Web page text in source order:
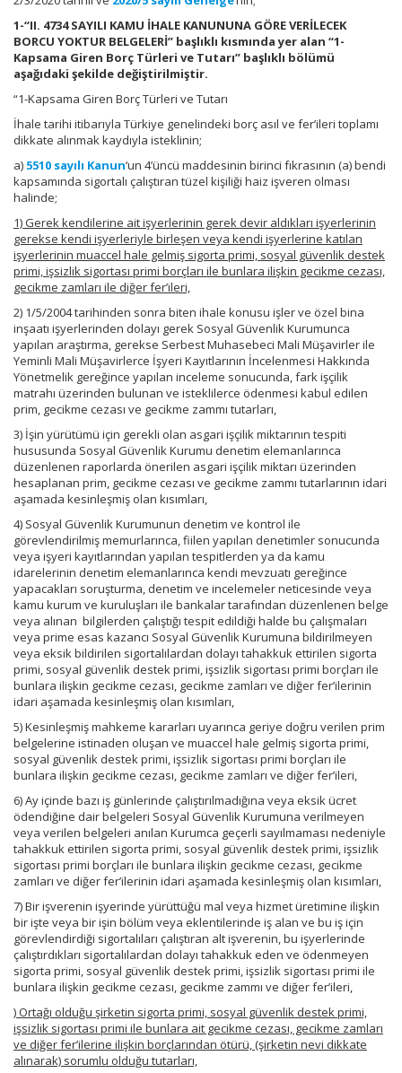
1-“II. 4734 SAYILI KAMU İHALE KANUNUNA GÖRE VERİLECEK
BORCU YOKTUR BELGELERİ” başlıklı kısmında yer alan “1-
Kapsama Giren Borç Türleri ve Tutarı” başlıklı bölümü
aşağıdaki şekilde değiştirilmiştir.
“1-Kapsama Giren Borç Türleri ve Tutarı
İhale tarihi itibarıyla Türkiye genelindeki borç asıl ve fer’ileri toplamı
dikkate alınmak kaydıyla isteklinin;
a) 5510 sayılı Kanun‘un 4’üncü maddesinin birinci fıkrasının (a) bendi
kapsamında sigortalı çalıştıran tüzel kişiliği haiz işveren olması
halinde;
1) Gerek kendilerine ait işyerlerinin gerek devir aldıkları işyerlerinin
gerekse kendi işyerleriyle birleşen veya kendi işyerlerine katılan
işyerlerinin muaccel hale gelmiş sigorta primi, sosyal güvenlik destek
primi, işsizlik sigortası primi borçları ile bunlara ilişkin gecikme cezası,
gecikme zamları ile diğer fer’ileri,
2) 1/5/2004 tarihinden sonra biten ihale konusu işler ve özel bina
inşaatı işyerlerinden dolayı gerek Sosyal Güvenlik Kurumunca
yapılan araştırma, gerekse Serbest Muhasebeci Mali Müşavirler ile
Yeminli Mali Müşavirlerce İşyeri Kayıtlarının İncelenmesi Hakkında
Yönetmelik gereğince yapılan inceleme sonucunda, fark işçilik
matrahı üzerinden bulunan ve isteklilerce ödenmesi kabul edilen
prim, gecikme cezası ve gecikme zammı tutarları,
3) İşin yürütümü için gerekli olan asgari işçilik miktarının tespiti
hususunda Sosyal Güvenlik Kurumu denetim elemanlarınca
düzenlenen raporlarda önerilen asgari işçilik miktarı üzerinden
hesaplanan prim, gecikme cezası ve gecikme zammı tutarlarının idari
aşamada kesinleşmiş olan kısımları,
4) Sosyal Güvenlik Kurumunun denetim ve kontrol ile
görevlendirilmiş memurlarınca, fiilen yapılan denetimler sonucunda
veya işyeri kayıtlarından yapılan tespitlerden ya da kamu
idarelerinin denetim elemanlarınca kendi mevzuatı gereğince
yapacakları soruşturma, denetim ve incelemeler neticesinde veya
kamu kurum ve kuruluşları ile bankalar tarafından düzenlenen belge
veya alınan bilgilerden çalıştığı tespit edildiği halde bu çalışmaları
veya prime esas kazancı Sosyal Güvenlik Kurumuna bildirilmeyen
veya eksik bildirilen sigortalılardan dolayı tahakkuk ettirilen sigorta
primi, sosyal güvenlik destek primi, işsizlik sigortası primi borçları ile
bunlara ilişkin gecikme cezası, gecikme zamları ve diğer fer’ilerinin
idari aşamada kesinleşmiş olan kısımları,
5) Kesinleşmiş mahkeme kararları uyarınca geriye doğru verilen prim
belgelerine istinaden oluşan ve muaccel hale gelmiş sigorta primi,
sosyal güvenlik destek primi, işsizlik sigortası primi borçları ile
bunlara ilişkin gecikme cezası, gecikme zamları ve diğer fer’ileri,
6) Ay içinde bazı iş günlerinde çalıştırılmadığına veya eksik ücret
ödendiğine dair belgeleri Sosyal Güvenlik Kurumuna verilmeyen
veya verilen belgeleri anılan Kurumca geçerli sayılmaması nedeniyle
tahakkuk ettirilen sigorta primi, sosyal güvenlik destek primi, işsizlik
sigortası primi borçları ile bunlara ilişkin gecikme cezası, gecikme
zamları ve diğer fer’ilerinin idari aşamada kesinleşmiş olan kısımları,
7) Bir işverenin işyerinde yürüttüğü mal veya hizmet üretimine ilişkin
bir işte veya bir işin bölüm veya eklentilerinde iş alan ve bu iş için
görevlendirdiği sigortalıları çalıştıran alt işverenin, bu işyerlerinde
çalıştırdıkları sigortalılardan dolayı tahakkuk eden ve ödenmeyen
sigorta primi, sosyal güvenlik destek primi, işsizlik sigortası primi ile
bunlara ilişkin gecikme cezası, gecikme zammı ve diğer fer’ileri,
) Ortağı olduğu şirketin sigorta primi, sosyal güvenlik destek primi,
işsizlik sigortası primi ile bunlara ait gecikme cezası, gecikme zamları
ve diğer fer’ilerine ilişkin borçlarından ötürü, (şirketin nevi dikkate
alınarak) sorumlu olduğu tutarları,